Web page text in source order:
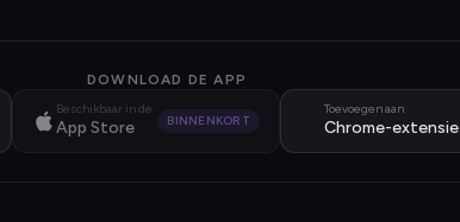
DOWNLOAD DE APP
Beschikbaar in de
App Store BINNENKORT
Toevoegen aan
Chrome-extensie